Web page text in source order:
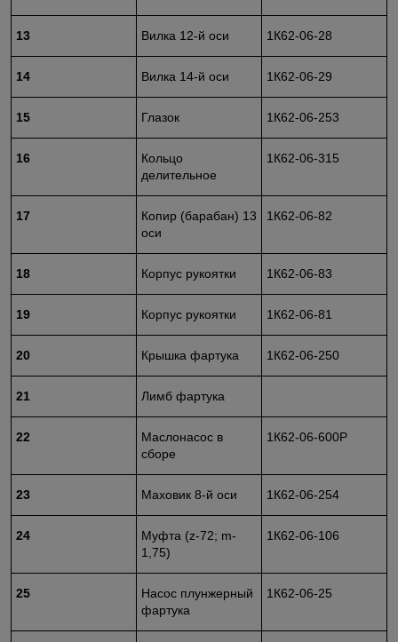
13 Вилка 12-й оси 1К62-06-28
14 Вилка 14-й оси 1К62-06-29
15 Глазок 1К62-06-253
16
Кольцо
делительное
1К62-06-315
17
Копир (барабан) 13
оси
1К62-06-82
18 Корпус рукоятки 1К62-06-83
19 Корпус рукоятки 1К62-06-81
20 Крышка фартука 1К62-06-250
21 Лимб фартука
22
Маслонасос в
сборе
1К62-06-600Р
23 Маховик 8-й оси 1К62-06-254
24
Муфта (z-72; m-
1,75)
1К62-06-106
25
Насос плунжерный
фартука
1К62-06-25